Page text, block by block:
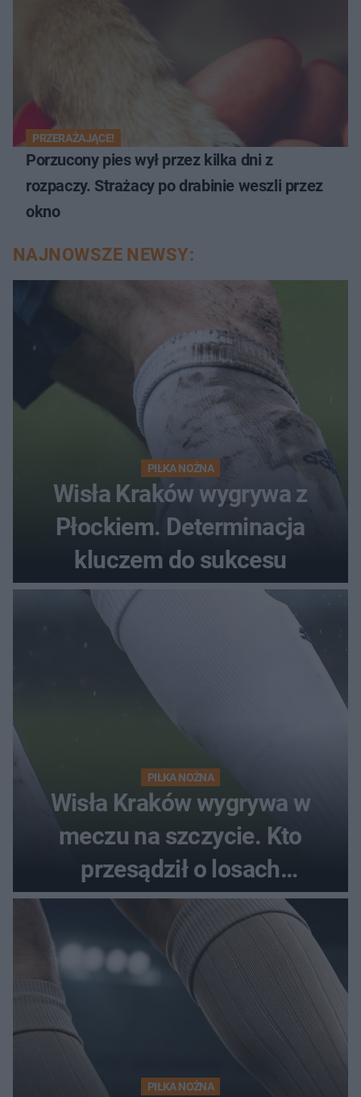
PRZERAŻAJĄCE!
Porzucony pies wył przez kilka dni z
rozpaczy. Strażacy po drabinie weszli przez
okno
NAJNOWSZE NEWSY:
PIŁKA NOŻNA
Wisła Kraków wygrywa z
Płockiem. Determinacja
kluczem do sukcesu
PIŁKA NOŻNA
Wisła Kraków wygrywa w
meczu na szczycie. Kto
przesądził o losach
spotkania?
PIŁKA NOŻNA